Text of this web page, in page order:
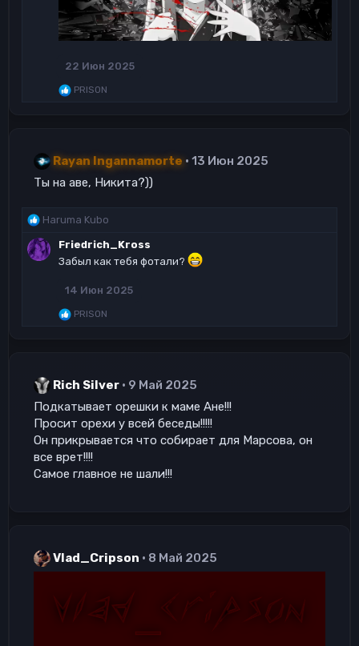
22 Июн 2025
Р
и
:
PRISON
Rayan Ingannamorte
13 Июн 2025
Ты на аве, Никита?))
Р
а
к
Haruma Kubo
Friedrich_Kross
Забыл как тебя фотали?
14 Июн 2025
Р
и
:
PRISON
Rich Silver
9 Май 2025
Подкатывает орешки к маме Ане!!!
Просит орехи у всей беседы!!!!!
Он прикрывается что собирает для Марсова, он
все врет!!!!
Самое главное не шали!!!
Vlad_Cripson 8 Май 2025